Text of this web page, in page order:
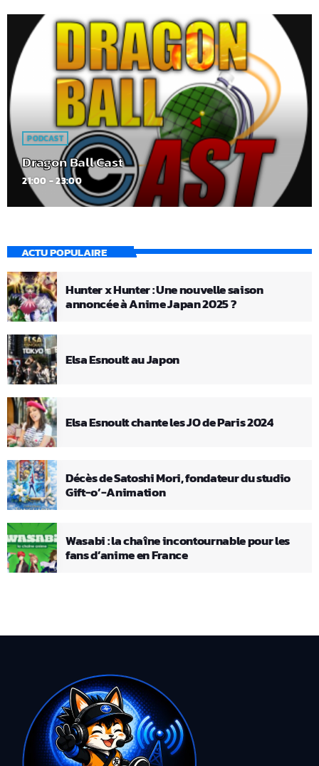
PODCAST
Dragon Ball Cast
21:00 - 23:00
ACTU POPULAIRE
Hunter x Hunter : Une nouvelle saison
annoncée à Anime Japan 2025 ?
Elsa Esnoult au Japon
Elsa Esnoult chante les JO de Paris 2024
Décès de Satoshi Mori, fondateur du studio
Gift-o’-Animation
Wasabi : la chaîne incontournable pour les
fans d’anime en France